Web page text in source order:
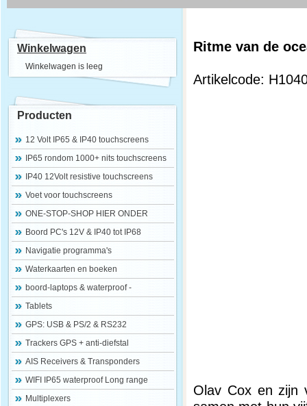
Winkelwagen
Winkelwagen is leeg
Producten
12 Volt IP65 & IP40 touchscreens
IP65 rondom 1000+ nits touchscreens
IP40 12Volt resistive touchscreens
Voet voor touchscreens
ONE-STOP-SHOP HIER ONDER
Boord PC's 12V & IP40 tot IP68
Navigatie programma's
Waterkaarten en boeken
boord-laptops & waterproof -
Tablets
GPS: USB & PS/2 & RS232
Trackers GPS + anti-diefstal
AIS Receivers & Transponders
WIFI IP65 waterproof Long range
Multiplexers
Ritme van de
Artikelcode:
Olav Cox en zijn